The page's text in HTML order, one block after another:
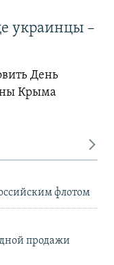
украинцы –
День
Крыма
флотом
продажи